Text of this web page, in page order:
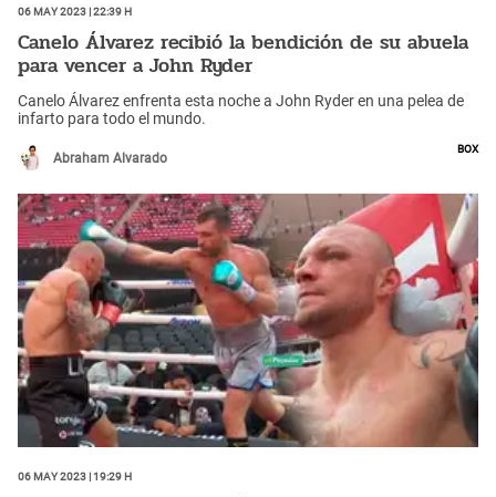
06 May 2023 | 22:39 h
Canelo Álvarez recibió la bendición de su abuela
para vencer a John Ryder
Canelo Álvarez enfrenta esta noche a John Ryder en una pelea de
infarto para todo el mundo.
Abraham Alvarado
Box
06 May 2023 | 19:29 h